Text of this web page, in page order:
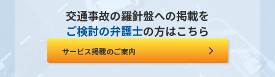
交通事故の羅針盤への掲載を
ご検討の弁護士の方はこちら
サービス掲載のご案内